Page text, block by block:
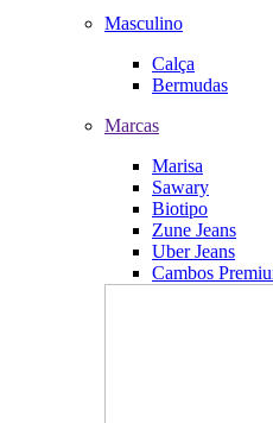
Masculino
Calça
Bermudas
Marcas
Marisa
Sawary
Biotipo
Zune Jeans
Uber Jeans
Cambos